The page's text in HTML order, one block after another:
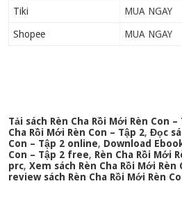
Tiki MUA NGAY
Shopee MUA NGAY
Tải sách Rèn Cha Rồi Mới Rèn Con –
Cha Rồi Mới Rèn Con – Tập 2,Đọc
Con – Tập 2 online, Download
Con – Tập 2 free, Rèn Cha Rồi Mới
prc,Xem sách Rèn Cha Rồi Mới Rèn
review sách Rèn Cha Rồi Mới Rèn